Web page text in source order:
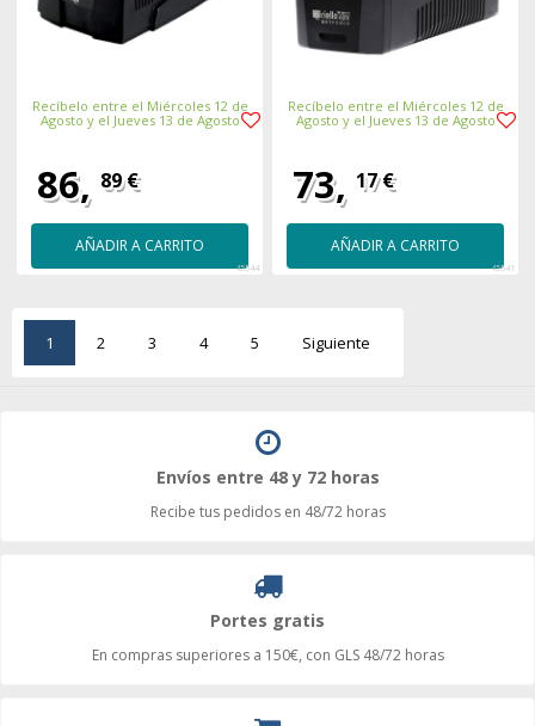
Recíbelo entre el Miércoles 12 de
Agosto y el Jueves 13 de Agosto
86, 89 €
AÑADIR A CARRITO
45544
Recíbelo entre el Miércoles 12 de
Agosto y el Jueves 13 de Agosto
73, 17 €
AÑADIR A CARRITO
45541
1 2 3 4 5 Siguiente
Envíos entre 48 y 72 horas
Recibe tus pedidos en 48/72 horas
Portes gratis
En compras superiores a 150€, con GLS 48/72 horas